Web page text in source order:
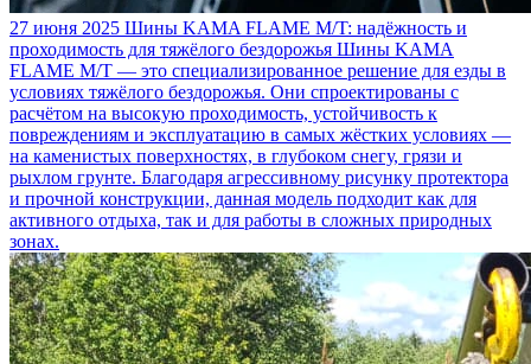
27 июня 2025 Шины KAMA FLAME M/T: надёжность и
проходимость для тяжёлого бездорожья Шины KAMA
FLAME M/T — это специализированное решение для езды в
условиях тяжёлого бездорожья. Они спроектированы с
расчётом на высокую проходимость, устойчивость к
повреждениям и эксплуатацию в самых жёстких условиях —
на каменистых поверхностях, в глубоком снегу, грязи и
рыхлом грунте. Благодаря агрессивному рисунку протектора
и прочной конструкции, данная модель подходит как для
активного отдыха, так и для работы в сложных природных
зонах.